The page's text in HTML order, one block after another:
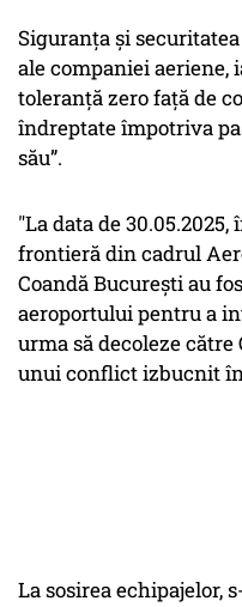
Siguranța și
ale companiei aeriene,
toleranță zero față de
îndreptate împotriva
său”.
"La data de
frontieră din cadrul
Coandă București au
aeroportului pentru a
urma să decoleze către
unui conflict izbucnit
La sosirea echipajelor,